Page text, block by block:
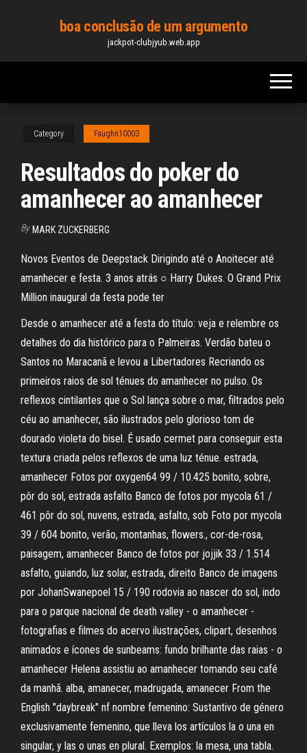
content
boa conclusão de um argumento
jackpot-clubjyub.web.app
Category Faughn10003
Resultados do poker do
amanhecer ao amanhecer
By MARK ZUCKERBERG
Novos Eventos de Deepstack Dirigindo até o Anoitecer até
amanhecer e festa. 3 anos atrás ○ Harry Dukes. O Grand Prix
Million inaugural da festa pode ter
Desde o amanhecer até a festa do título: veja e relembre os
detalhes do dia histórico para o Palmeiras. Verdão bateu o
Santos no Maracanã e levou a Libertadores Recriando os
primeiros raios de sol ténues do amanhecer no pulso. Os
reflexos cintilantes que o Sol lança sobre o mar, filtrados pelo
céu ao amanhecer, são ilustrados pelo glorioso tom de
dourado violeta do bisel. É usado cermet para conseguir esta
textura criada pelos reflexos de uma luz ténue. estrada,
amanhecer Fotos por oxygen64 99 / 10.425 bonito, sobre,
pôr do sol, estrada asfalto Banco de fotos por mycola 61 /
461 pôr do sol, nuvens, estrada, asfalto, sob Foto por mycola
39 / 604 bonito, verão, montanhas, flowers., cor-de-rosa,
paisagem, amanhecer Banco de fotos por jojjik 33 / 1.514
asfalto, guiando, luz solar, estrada, direito Banco de imagens
por JohanSwanepoel 15 / 190 rodovia ao nascer do sol, indo
para o parque nacional de death valley - o amanhecer -
fotografias e filmes do acervo ilustrações, clipart, desenhos
animados e ícones de sunbeams: fundo brilhante das raias - o
amanhecer Helena assistiu ao amanhecer tomando seu café
da manhã. alba, amanecer, madrugada, amanecer From the
English "daybreak" nf nombre femenino: Sustantivo de género
exclusivamente femenino, que lleva los artículos la o una en
singular, y las o unas en plural. Exemplos: la mesa, una tabla.